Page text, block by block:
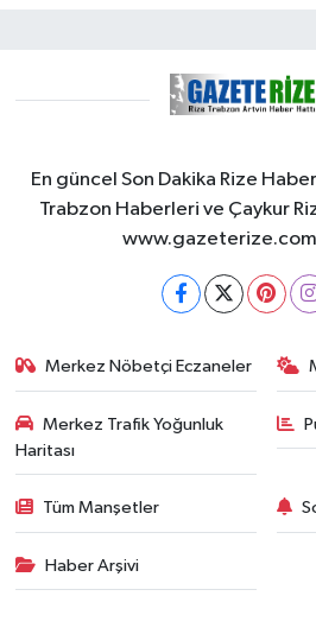
En güncel Son Dakika Rize
Trabzon Haberleri ve Çaykur
Merkez Nöbetçi Eczaneler
Merkez Trafik Yoğunluk
Haritası
Tüm Manşetler
Haber Arşivi